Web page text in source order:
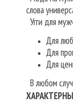
слова
Угги для
Для
Для
Для
В любом